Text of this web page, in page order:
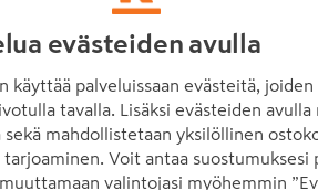
IP44
Tuotenumero
evästeiden avulla
käyttää palveluissaan evästeitä, joiden
tavalla. Lisäksi evästeiden avulla
mahdollistetaan yksilöllinen
Voit antaa suostumuksesi
valintojasi myöhemmin